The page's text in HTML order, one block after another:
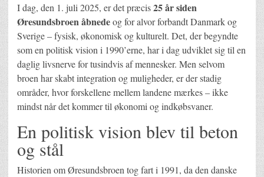
I dag, den 1. juli 2025, er det præcis25 år siden
Øresundsbroen åbnedeog for alvor forbandt Danmark og
Sverige – fysisk, økonomisk og kulturelt. Det, der begyndte
som en politisk vision i 1990’erne, har i dag udviklet sig til en
daglig livsnerve for tusindvis af mennesker. Men selvom
broen har skabt integration og muligheder, er der stadig
områder, hvor forskellene mellem landene mærkes – ikke
mindst når det kommer til økonomi og indkøbsvaner.
En politisk vision blev til beton
og stål
Historien om Øresundsbroen tog fart i 1991, da den danske